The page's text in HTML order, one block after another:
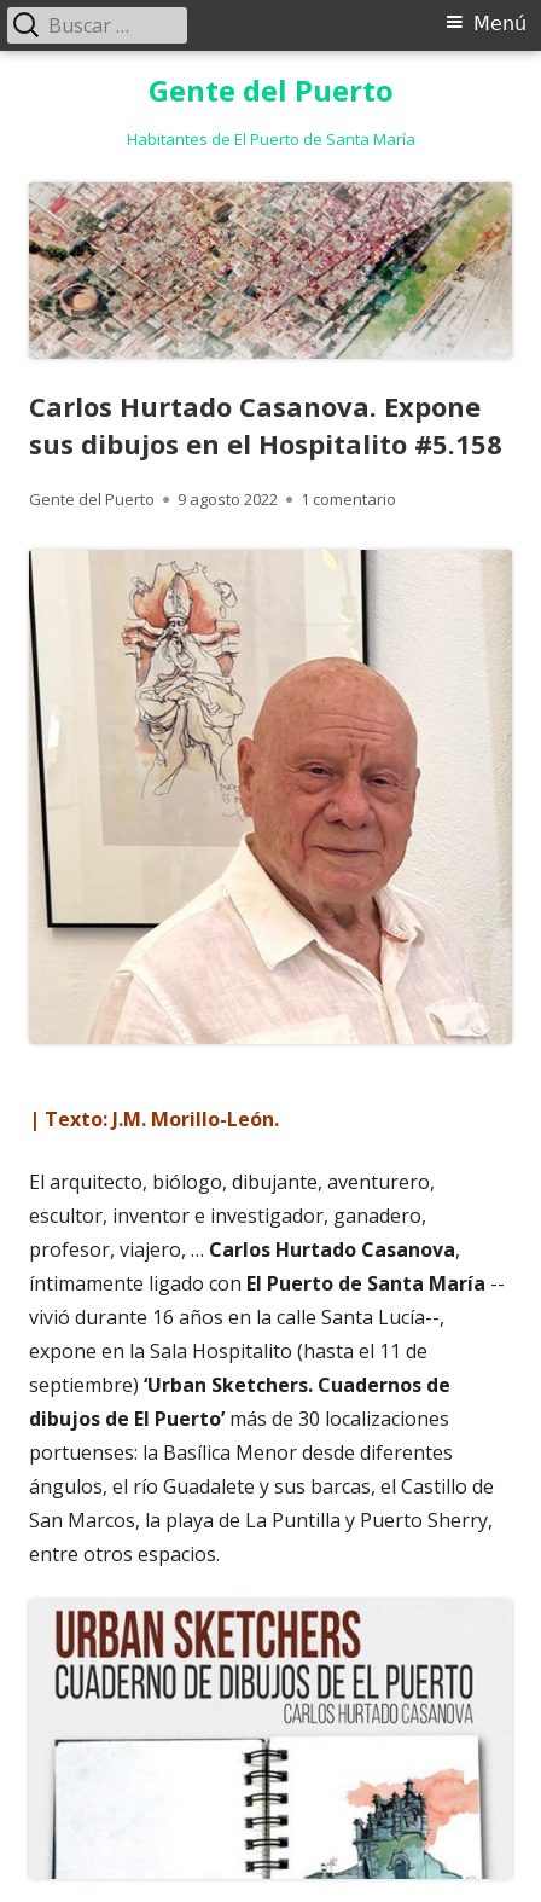
Gente del Puerto
Habitantes de El Puerto de Santa María
Menú
Menú
Buscar:
Carlos Hurtado Casanova. Expone
sus dibujos en el Hospitalito #5.158
Autor
Gente del Puerto
Publicado
9 agosto 2022 1 comentario
| Texto: J.M. Morillo-León.
El arquitecto, biólogo, dibujante, aventurero,
escultor, inventor e investigador, ganadero,
profesor, viajero, … Carlos Hurtado Casanova,
íntimamente ligado con El Puerto de Santa María --
vivió durante 16 años en la calle Santa Lucía--,
expone en la Sala Hospitalito (hasta el 11 de
septiembre) ‘Urban Sketchers. Cuadernos de
dibujos de El Puerto’más de 30 localizaciones
portuenses: la Basílica Menor desde diferentes
ángulos, el río Guadalete y sus barcas, el Castillo de
San Marcos, la playa de La Puntilla y Puerto Sherry,
entre otros espacios.